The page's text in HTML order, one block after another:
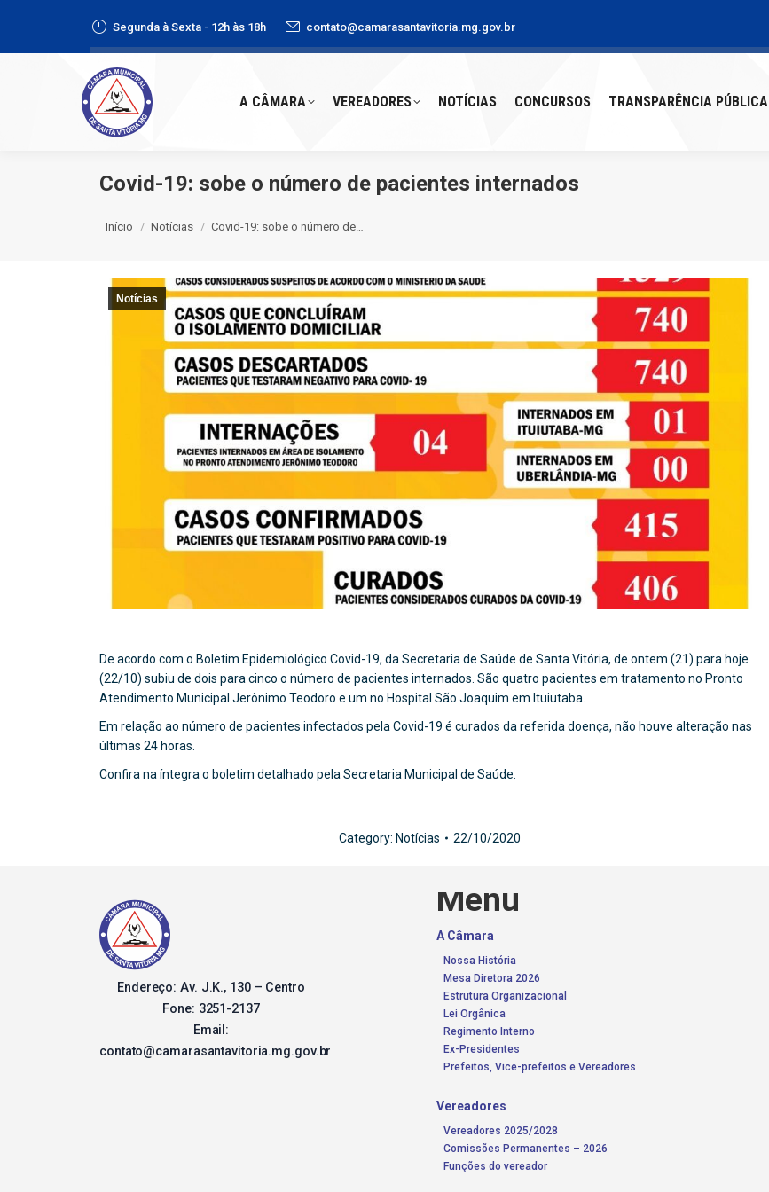
Segunda à Sexta - 12h às 18h contato@camarasantavitoria.mg.gov.br
A CÂMARA VEREADORES NOTÍCIAS CONCURSOS TRANSPARÊNCIA PÚBLICA
Covid-19: sobe o número de pacientes internados
Início Notícias Covid-19: sobe o número de…
Notícias
De acordo com o Boletim Epidemiológico Covid-19, da Secretaria de Saúde de Santa Vitória, de ontem (21) para hoje
(22/10) subiu de dois para cinco o número de pacientes internados. São quatro pacientes em tratamento no Pronto
Atendimento Municipal Jerônimo Teodoro e um no Hospital São Joaquim em Ituiutaba.
Em relação ao número de pacientes infectados pela Covid-19 é curados da referida doença, não houve alteração nas
últimas 24 horas.
Confira na íntegra o boletim detalhado pela Secretaria Municipal de Saúde.
Category: Notícias 22/10/2020
Endereço: Av. J.K., 130 – Centro
Fone: 3251-2137
Email:
contato@camarasantavitoria.mg.gov.br
Menu
A Câmara
Nossa História
Mesa Diretora 2026
Estrutura Organizacional
Lei Orgânica
Regimento Interno
Ex-Presidentes
Prefeitos, Vice-prefeitos e Vereadores
Vereadores
Vereadores 2025/2028
Comissões Permanentes – 2026
Funções do vereador
A CÂMARA VEREADORES NOTÍCIAS CONCURSOS